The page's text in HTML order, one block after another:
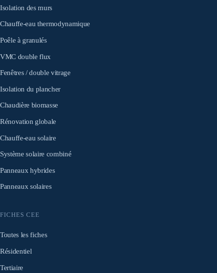
Isolation des murs
Chauffe-eau thermodynamique
Poêle à granulés
VMC double flux
Fenêtres / double vitrage
Isolation du plancher
Chaudière biomasse
Rénovation globale
Chauffe-eau solaire
Système solaire combiné
Panneaux hybrides
Panneaux solaires
FICHES CEE
Toutes les fiches
Résidentiel
Tertiaire